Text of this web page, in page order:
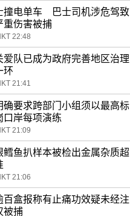
撞电单车 巴士司机涉危驾致
重伤害被捕
22:48
爱队已成为政府完善地区治理
环
21:41
确要求跨部门小组须以最高标
口岸每项演练
21:09
鳕鱼扒样本被检出金属杂质超
21:06
百盒报称有止痛功效疑未经注
捕